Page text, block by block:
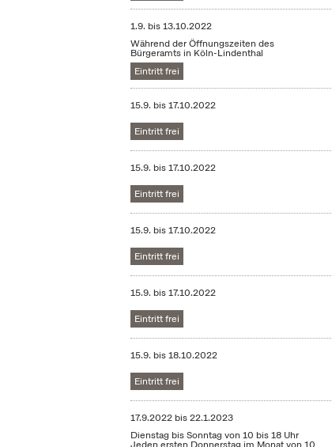
1.9. bis13.10.2022
Während der Öffnungszeiten des
Bürgeramts in Köln-Lindenthal
Eintritt frei
15.9. bis17.10.2022
Eintritt frei
15.9. bis17.10.2022
Eintritt frei
15.9. bis17.10.2022
Eintritt frei
15.9. bis17.10.2022
Eintritt frei
15.9. bis18.10.2022
Eintritt frei
17.9.2022 bis22.1.2023
Dienstag bis Sonntag von 10 bis 18 Uhr